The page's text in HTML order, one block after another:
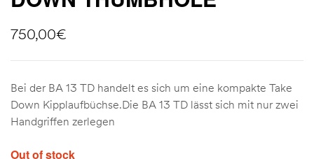
750,00€
Bei der BA 13 TD handelt es sich um eine kompakte Take
Down Kipplaufbüchse.Die BA 13 TD lässt sich mit nur zwei
Handgriffen zerlegen
Out of stock